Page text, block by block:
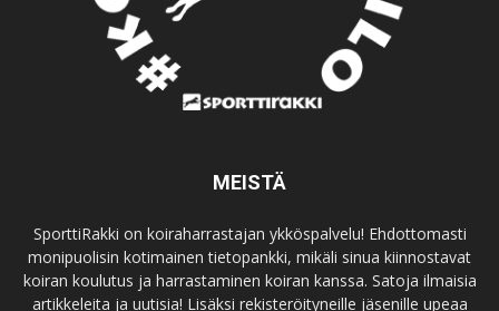
MEISTÄ
SporttiRakki on koiraharrastajan ykköspalvelu! Ehdottomasti
monipuolisin kotimainen tietopankki, mikäli sinua kiinnostavat
koiran koulutus ja harrastaminen koiran kanssa. Satoja ilmaisia
artikkeleita ja uutisia! Lisäksi rekisteröityneille jäsenille upeaa